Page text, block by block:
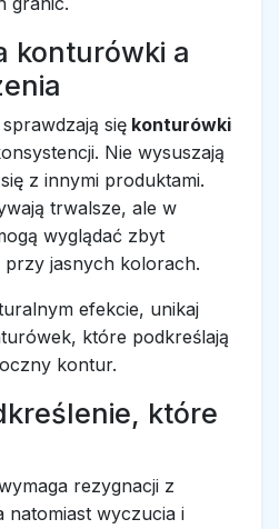
konturówki a
się konturówki
Nie wysuszają
z innymi produktami.
trwalsze, ale w
wyglądać zbyt
jasnych kolorach.
efekcie, unikaj
które podkreślają
kontur.
które
rezygnacji z
natomiast wyczucia i